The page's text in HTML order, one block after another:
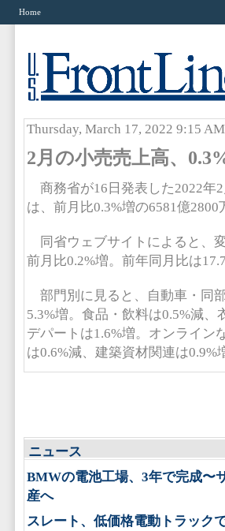
Home
Thursday, March 17, 2022 9:15 AM
2月の小売売上高、
商務省が16日発表した2022年
は、前月比0.3%増の6581億
同省ウェブサイトによると、
前月比0.2%増。前年同月比は
部門別に見ると、自動車・同
5.3%増。食品・飲料は0.5%減
デパートは1.6%増。オンライン
は0.6%減、建築資材関連は0.9%
ニュース
BMWの電池工場、3年で完成〜
産へ
スレート、低価格電動トラック